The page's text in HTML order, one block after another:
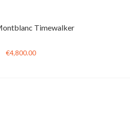
Timewalker
€4,800.00